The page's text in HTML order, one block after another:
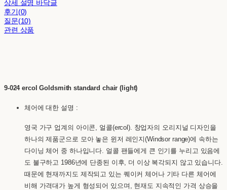
상세 설명 바닥글
후기(0)
질문(10)
관련 상품
9-024 ercol Goldsmith standard chair (light)
체어에 대한 설명 :
영국 가구 업계의 아이콘, 얼콜(ercol). 창업자의 오리지널 디자인을
하나의 제품군으로 모아 놓은 윈저 레인지(Windsor range)에 속하는
다이닝 체어 중 하나입니다. 얼콜 팬들에게 큰 인기를 누리고 있음에
도 불구하고 1986년에 단종된 이후, 더 이상 복각되지 않고 있습니다.
때문에 현재까지도 제작되고 있는 퀘이커 체어나 기타 다른 체어에
비해 가격대가 높게 형성되어 있으며, 현재도 지속적인 가격 상승을